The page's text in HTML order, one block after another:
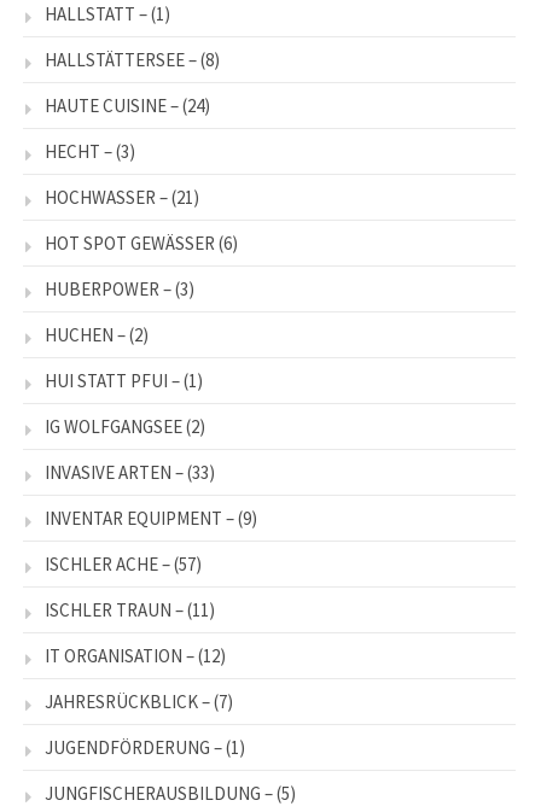
HALLSTATT –(1)
HALLSTÄTTERSEE –(8)
HAUTE CUISINE –(24)
HECHT –(3)
HOCHWASSER –(21)
HOT SPOT GEWÄSSER (6)
HUBERPOWER –(3)
HUCHEN –(2)
HUI STATT PFUI –(1)
IG WOLFGANGSEE(2)
INVASIVE ARTEN –(33)
INVENTAR EQUIPMENT –(9)
ISCHLER ACHE –(57)
ISCHLER TRAUN –(11)
IT ORGANISATION –(12)
JAHRESRÜCKBLICK –(7)
JUGENDFÖRDERUNG –(1)
JUNGFISCHERAUSBILDUNG –(5)